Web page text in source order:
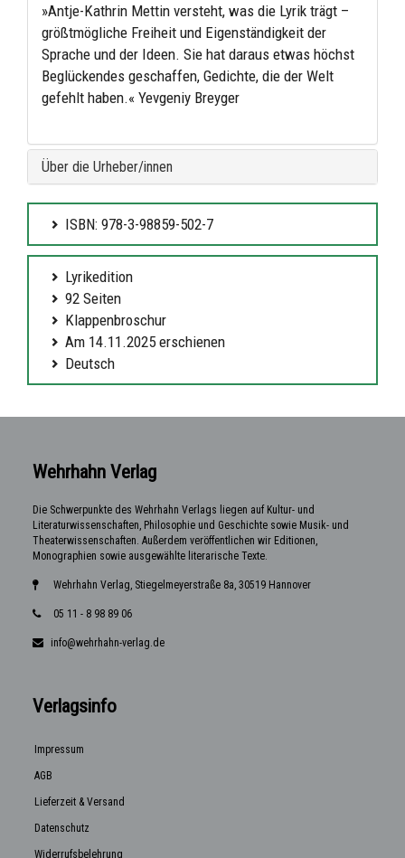
»Antje-Kathrin Mettin versteht, was die Lyrik trägt –
größtmögliche Freiheit und Eigenständigkeit der
Sprache und der Ideen. Sie hat daraus etwas höchst
Beglückendes geschaffen, Gedichte, die der Welt
gefehlt haben.« Yevgeniy Breyger
Über die Urheber/innen
ISBN: 978-3-98859-502-7
Lyrikedition
92 Seiten
Klappenbroschur
Am 14.11.2025 erschienen
Deutsch
Wehrhahn Verlag
Die Schwerpunkte des Wehrhahn Verlags liegen auf Kultur- und
Literaturwissenschaften, Philosophie und Geschichte sowie Musik- und
Theaterwissenschaften. Außerdem veröffentlichen wir Editionen,
Monographien sowie ausgewählte literarische Texte.
Wehrhahn Verlag, Stiegelmeyerstraße 8a, 30519 Hannover
05 11 - 8 98 89 06
info@wehrhahn-verlag.de
Verlagsinfo
Impressum
AGB
Lieferzeit & Versand
Datenschutz
Widerrufsbelehrung